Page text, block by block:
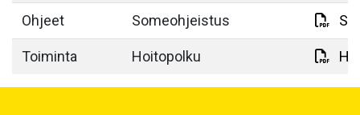
Ohjeet Someohjeistus
Toiminta Hoitopolku